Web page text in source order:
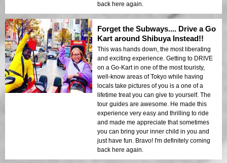
back here again.
Forget the Subways.... Drive a Go
Kart around Shibuya Instead!!
This was hands down, the most liberating
and exciting experience. Getting to DRIVE
on a Go-Kart in one of the most touristy,
well-know areas of Tokyo while having
locals take pictures of you is a one of a
lifetime treat you can give to yourself. The
tour guides are awesome. He made this
experience very easy and thrilling to ride
and made me appreciate that sometimes
you can bring your inner child in you and
just have fun. Bravo! I'm definitely coming
back here again.